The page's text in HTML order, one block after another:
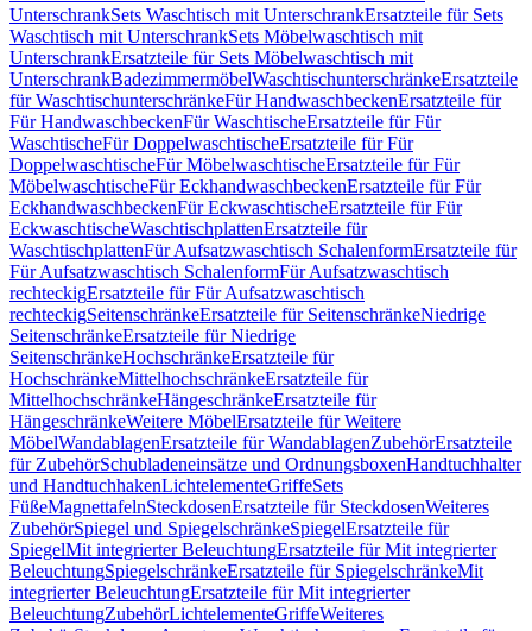
UnterschrankSets Waschtisch mit UnterschrankErsatzteile für Sets
Waschtisch mit UnterschrankSets Möbelwaschtisch mit
UnterschrankErsatzteile für Sets Möbelwaschtisch mit
UnterschrankBadezimmermöbelWaschtischunterschränkeErsatzteile
für WaschtischunterschränkeFür HandwaschbeckenErsatzteile für
Für HandwaschbeckenFür WaschtischeErsatzteile für Für
WaschtischeFür DoppelwaschtischeErsatzteile für Für
DoppelwaschtischeFür MöbelwaschtischeErsatzteile für Für
MöbelwaschtischeFür EckhandwaschbeckenErsatzteile für Für
EckhandwaschbeckenFür EckwaschtischeErsatzteile für Für
EckwaschtischeWaschtischplattenErsatzteile für
WaschtischplattenFür Aufsatzwaschtisch SchalenformErsatzteile für
Für Aufsatzwaschtisch SchalenformFür Aufsatzwaschtisch
rechteckigErsatzteile für Für Aufsatzwaschtisch
rechteckigSeitenschränkeErsatzteile für SeitenschränkeNiedrige
SeitenschränkeErsatzteile für Niedrige
SeitenschränkeHochschränkeErsatzteile für
HochschränkeMittelhochschränkeErsatzteile für
MittelhochschränkeHängeschränkeErsatzteile für
HängeschränkeWeitere MöbelErsatzteile für Weitere
MöbelWandablagenErsatzteile für WandablagenZubehörErsatzteile
für ZubehörSchubladeneinsätze und OrdnungsboxenHandtuchhalter
und HandtuchhakenLichtelementeGriffeSets
FüßeMagnettafelnSteckdosenErsatzteile für SteckdosenWeiteres
ZubehörSpiegel und SpiegelschränkeSpiegelErsatzteile für
SpiegelMit integrierter BeleuchtungErsatzteile für Mit integrierter
BeleuchtungSpiegelschränkeErsatzteile für SpiegelschränkeMit
integrierter BeleuchtungErsatzteile für Mit integrierter
BeleuchtungZubehörLichtelementeGriffeWeiteres